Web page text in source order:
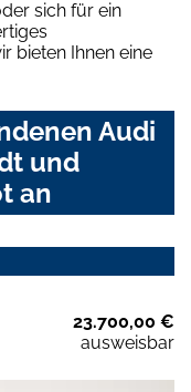
sich für ein
bieten Ihnen eine
Audi
und
an
23.700,00 €
ausweisbar